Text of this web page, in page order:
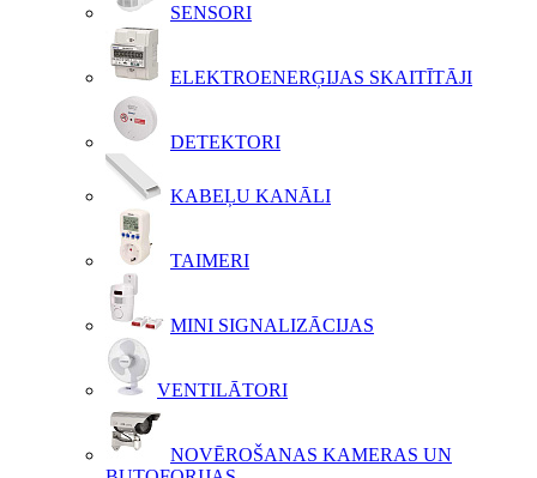
SENSORI
ELEKTROENERĢIJAS SKAITĪTĀJI
DETEKTORI
KABEĻU KANĀLI
TAIMERI
MINI SIGNALIZĀCIJAS
VENTILĀTORI
NOVĒROŠANAS KAMERAS UN